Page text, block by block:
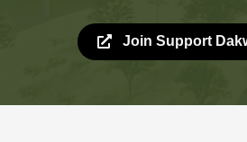
Join Support